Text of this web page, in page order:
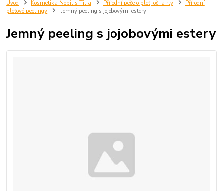
Úvod Kosmetika Nobilis Tilia Přírodní péče o pleť, oči a rty
Přírodní
pleťové peelingy
Jemný peeling s jojobovými estery
Jemný peeling s jojobovými estery